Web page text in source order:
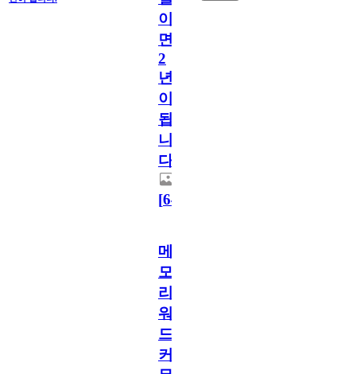
이
면
2
년
이
됩
니
다.
[64
메
모
리
워
드
커